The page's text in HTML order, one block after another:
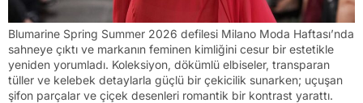
Blumarine Spring Summer 2026 defilesi Milano Moda Haftası’nda
sahneye çıktı ve markanın feminen kimliğini cesur bir estetikle
yeniden yorumladı. Koleksiyon, dökümlü elbiseler, transparan
tüller ve kelebek detaylarla güçlü bir çekicilik sunarken; uçuşan
şifon parçalar ve çiçek desenleri romantik bir kontrast yarattı.